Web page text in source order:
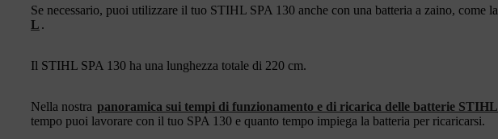
Se necessario, puoi utilizzare il tuo STIHL SPA 130 anche con una batteria a zaino, come la
L .
Il STIHL SPA 130 ha una lunghezza totale di 220 cm.
Nella nostra panoramica sui tempi di funzionamento e di ricarica delle batterie STIHL
tempo puoi lavorare con il tuo SPA 130 e quanto tempo impiega la batteria per ricaricarsi.